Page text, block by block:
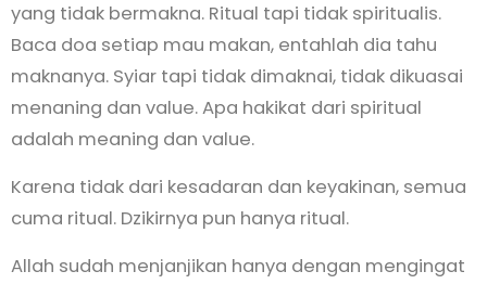
yang tidak bermakna. Ritual tapi tidak spiritualis.
Baca doa setiap mau makan, entahlah dia tahu
maknanya. Syiar tapi tidak dimaknai, tidak dikuasai
menaning dan value. Apa hakikat dari spiritual
adalah meaning dan value.
Karena tidak dari kesadaran dan keyakinan, semua
cuma ritual. Dzikirnya pun hanya ritual.
Allah sudah menjanjikan hanya dengan mengingat